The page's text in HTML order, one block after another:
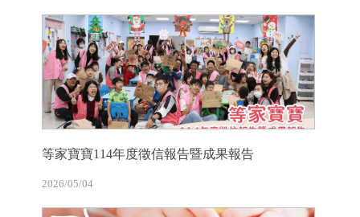
等家寶寶114年度徵信報告暨成果報告
2026/05/04